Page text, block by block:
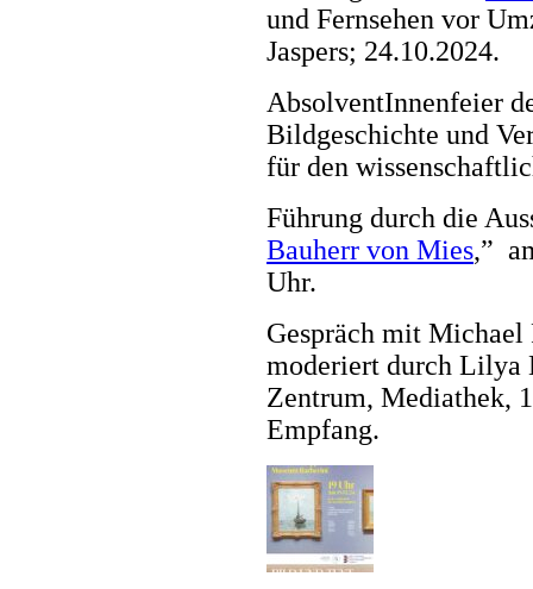
und Fernsehen vor
Jaspers; 24.10.2024.
AbsolventInnenfeier
Bildgeschichte und
für den
Führung durch die
Bauherr von Mies,”
Uhr.
Gespräch mit
moderiert durch Lilya
Zentrum, Mediathek,
Empfang.